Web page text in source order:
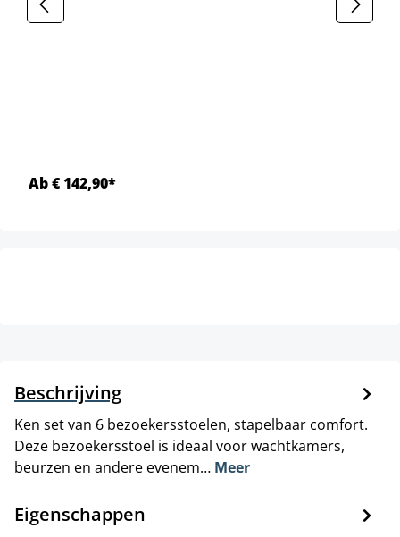
Ab € 142,90*
Beschrijving
Ken set van 6 bezoekersstoelen, stapelbaar comfort.
Deze bezoekersstoel is ideaal voor wachtkamers,
beurzen en andere evenem… Meer
Eigenschappen